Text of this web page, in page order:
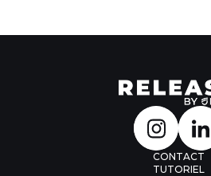
CONTACT
TUTORIEL